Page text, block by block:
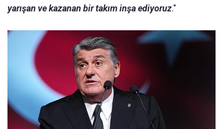
yarışan ve kazanan bir takım inşa ediyoruz."